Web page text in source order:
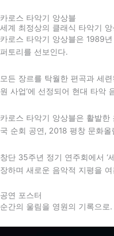
카로스 타악기 앙상블
세계 최정상의 클래식 타악기 앙
카로스 타악기 앙상블은 1989
퍼토리를 선보인다.
모든 장르를 탁월한 편곡과 세
원 사업’에 선정되어 현대 타악
카로스 타악기 앙상블은 활발
국 순회 공연, 2018 평창 문화올
창단 35주년 정기 연주회에서 ‘
장하며 새로운 음악적 지평을
공연 포스터
순간의 울림을 영원의 기록으